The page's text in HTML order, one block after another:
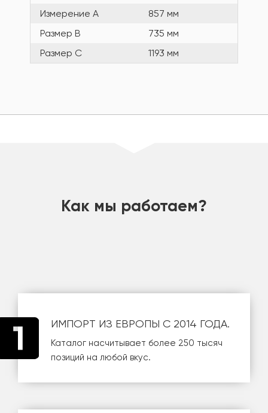
Измерение A
857 мм
Размер B
735 мм
Размер C
1193 мм
Как мы работаем?
ИМПОРТ ИЗ ЕВРОПЫ С 2014 ГОДА.
Каталог насчитывает более 250 тысяч
позиций на любой вкус.